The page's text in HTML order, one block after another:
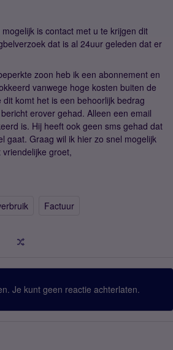
is contact met u te krijgen dit
dat is al 24uur geleden dat er
zoon heb ik een abonnement en
vanwege hoge kosten buiten de
komt het is een behoorlijk bedrag
erover gehad. Alleen een email
is. Hij heeft ook geen sms gehad dat
gaat. Graag wil ik hier zo snel mogelijk
groet,
Factuur
Je kunt geen reactie achterlaten.